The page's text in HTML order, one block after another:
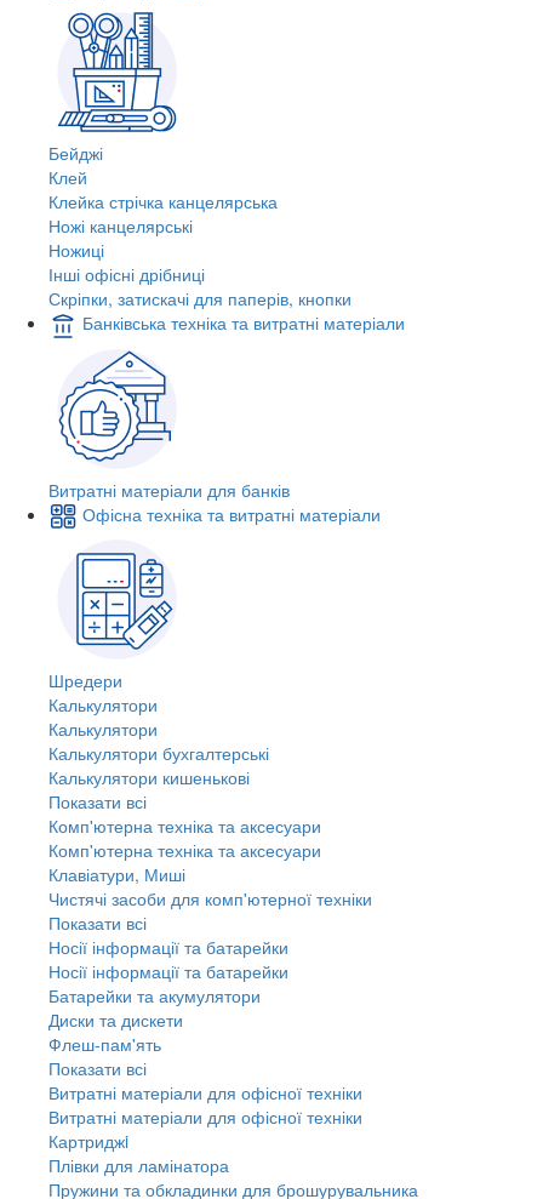
Бейджі
Клей
Клейка стрічка канцелярська
Ножі канцелярські
Ножиці
Інші офісні дрібниці
Скріпки, затискачі для паперів, кнопки
Банківська техніка та витратні матеріали
Витратні матеріали для банків
Офісна техніка та витратні матеріали
Шредери
Калькулятори
Калькулятори
Калькулятори бухгалтерські
Калькулятори кишенькові
Показати всі
Комп'ютерна техніка та аксесуари
Комп'ютерна техніка та аксесуари
Клавіатури, Миші
Чистячі засоби для комп'ютерної техніки
Показати всі
Носії інформації та батарейки
Носії інформації та батарейки
Батарейки та акумулятори
Диски та дискети
Флеш-пам'ять
Показати всі
Витратні матеріали для офісної техніки
Витратні матеріали для офісної техніки
Картриджi
Плівки для ламінатора
Пружини та обкладинки для брошурувальника